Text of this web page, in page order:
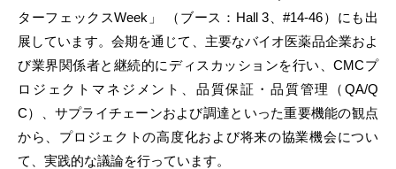
ターフェックスWeek」 （ブース：Hall 3、#14-46）にも出
展しています。会期を通じて、主要なバイオ医薬品企業およ
び業界関係者と継続的にディスカッションを行い、CMCプ
ロジェクトマネジメント、品質保証・品質管理（QA/Q
C）、サプライチェーンおよび調達といった重要機能の観点
から、プロジェクトの高度化および将来の協業機会につい
て、実践的な議論を行っています。